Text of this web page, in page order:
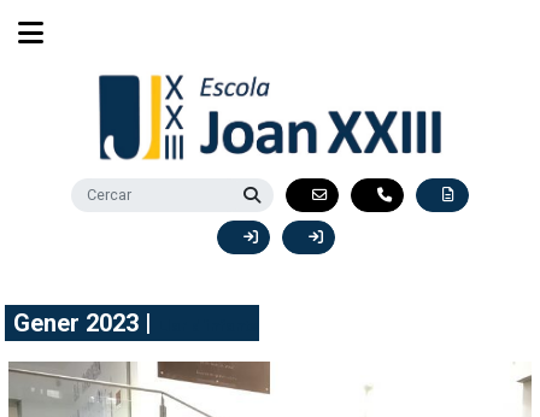
Gener 2023 |